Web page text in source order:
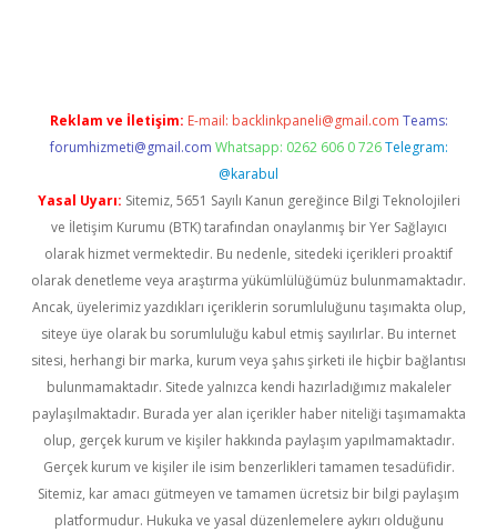
Reklam ve İletişim: E-mail: backlinkpaneli@gmail.com Teams:
forumhizmeti@gmail.com Whatsapp: 0262 606 0 726 Telegram:
@karabul
Yasal Uyarı: Sitemiz, 5651 Sayılı Kanun gereğince Bilgi Teknolojileri
ve İletişim Kurumu (BTK) tarafından onaylanmış bir Yer Sağlayıcı
olarak hizmet vermektedir. Bu nedenle, sitedeki içerikleri proaktif
olarak denetleme veya araştırma yükümlülüğümüz bulunmamaktadır.
Ancak, üyelerimiz yazdıkları içeriklerin sorumluluğunu taşımakta olup,
siteye üye olarak bu sorumluluğu kabul etmiş sayılırlar. Bu internet
sitesi, herhangi bir marka, kurum veya şahıs şirketi ile hiçbir bağlantısı
bulunmamaktadır. Sitede yalnızca kendi hazırladığımız makaleler
paylaşılmaktadır. Burada yer alan içerikler haber niteliği taşımamakta
olup, gerçek kurum ve kişiler hakkında paylaşım yapılmamaktadır.
Gerçek kurum ve kişiler ile isim benzerlikleri tamamen tesadüfidir.
Sitemiz, kar amacı gütmeyen ve tamamen ücretsiz bir bilgi paylaşım
platformudur. Hukuka ve yasal düzenlemelere aykırı olduğunu